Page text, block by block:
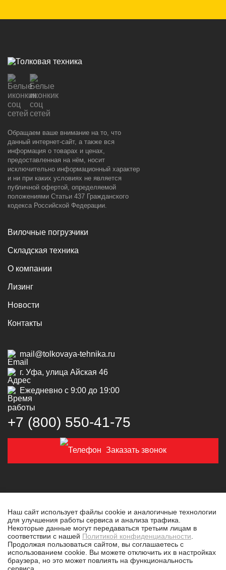
Обращаем ваше внимание на то, что
данный интернет-сайт, а также вся
информация о товарах и ценах,
предоставленная на нём, носит
исключительно информационный характер
и ни при каких условиях не является
публичной офертой, определяемой
положениями Статьи 437 Гражданского
кодекса Российской Федерации.
Вилочные погрузчики
Складская техника
О компании
Лизинг
Новости
Контакты
mail@tolkovaya-tehnika.ru
г. Уфа, улица Айская 46
Ежедневно с 9:00 до 19:00
+7 (800) 550‑41‑75
Заказать звонок
© 2019-2026 Толковая техника
Политика конфиденциальности
Разработано в tim-marketing.ru
Наш сайт использует файлы cookie и аналогичные технологии
для улучшения работы сервиса и анализа трафика.
Некоторые данные могут передаваться третьим лицам в
соответствии с нашей Политикой конфиденциальности
Продолжая пользоваться сайтом, вы соглашаетесь с
использованием cookie. Вы можете отключить их в настройках
браузера, но это может повлиять на функциональность